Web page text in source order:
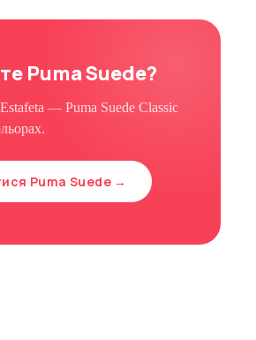
Puma Suede?
— Puma Suede Classic
Puma Suede →